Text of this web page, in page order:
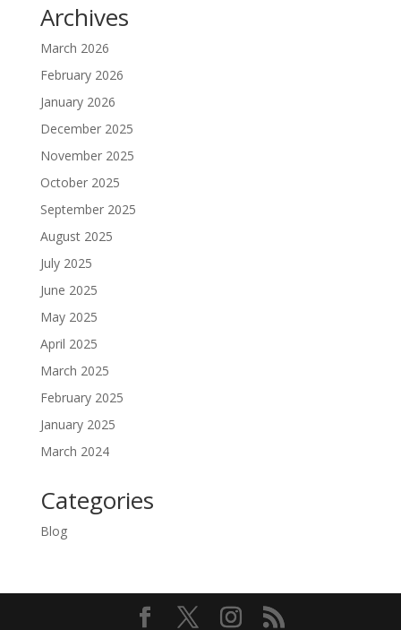
Archives
March 2026
February 2026
January 2026
December 2025
November 2025
October 2025
September 2025
August 2025
July 2025
June 2025
May 2025
April 2025
March 2025
February 2025
January 2025
March 2024
Categories
Blog